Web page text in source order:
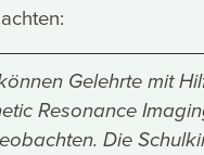
Gelehrte mit
Resonance
Die